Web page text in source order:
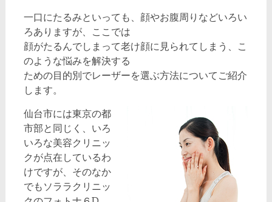
一口にたるみといっても、顔やお腹周りなどいろい
ろありますが、ここでは
顔がたるんでしまって老け顔に見られてしまう、こ
のような悩みを解決する
ための目的別でレーザーを選ぶ方法についてご紹介
します。
仙台市には東京の都
市部と同じく、いろ
いろな美容クリニッ
クが点在しているわ
けですが、そのなか
でもソララクリニッ